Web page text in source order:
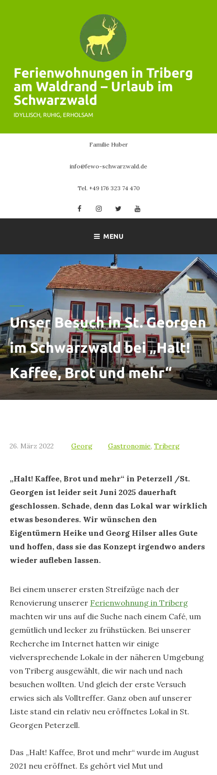
Ferienwohnungen in Triberg
am Waldrand – Urlaub im
Schwarzwald
IDYLLISCH, RUHIG, ERHOLSAM
Familie Huber
info@fewo-schwarzwald.de
Tel. +49 176 323 74 470
FacebookInstagramTwitter
MENU
Unser Besuch in St. Georgen
im Schwarzwald bei „Halt!
Kaffee, Brot und mehr“
26. März 2022 Georg Gastronomie, Triberg
„Halt! Kaffee, Brot und mehr“ in Peterzell /St.
Georgen ist leider seit Juni 2025 dauerhaft
geschlossen. Schade, denn das Lokal war wirklich
etwas besonderes. Wir wünschen den
Eigentümern Heike und Georg Hilser alles Gute
und hoffen, dass sie das Konzept irgendwo anders
wieder aufleben lassen.
Bei einem unserer ersten Streifzüge nach der
Renovierung unserer Ferienwohnung in Triberg
machten wir uns auf die Suche nach einem Café, um
gemütlich und lecker zu frühstücken. Bei unserer
Recherche im Internet hatten wir einige
vielversprechende Lokale in der näheren Umgebung
von Triberg ausgewählt, die wir nach und nach
besuchen wollten. Und gleich der erste Versuch
erwies sich als Volltreffer. Ganz oben auf unserer
Liste stand ein relativ neu eröffnetes Lokal in St.
Georgen Peterzell.
Das „Halt! Kaffee, Brot und mehr“ wurde im August
2021 neu eröffnet. Es gehört viel Mut und